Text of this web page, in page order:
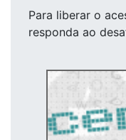
Para liberar o
responda ao